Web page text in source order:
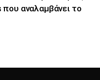
που αναλαμβάνει το